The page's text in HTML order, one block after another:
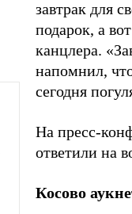
завтрак для
подарок, а
канцлера.
напомнил,
сегодня
На пресс-
ответили на
Косово